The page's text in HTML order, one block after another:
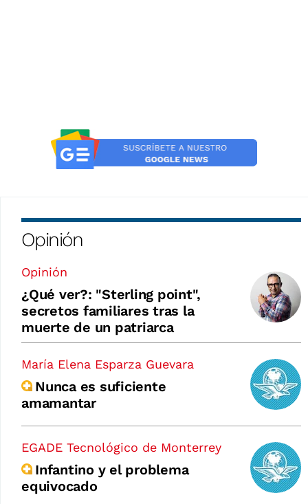
Opinión
Opinión
¿Qué ver?: "Sterling point",
secretos familiares tras la
muerte de un patriarca
María Elena Esparza Guevara
Nunca es suficiente
amamantar
EGADE Tecnológico de Monterrey
Infantino y el problema
equivocado